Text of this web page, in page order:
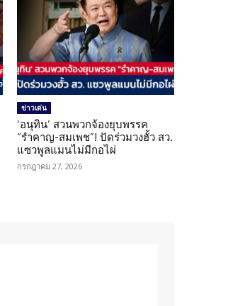
ข่าวเด่น
‘อนุทิน’ สวนพวกจ้องยุบพรรค
“รำคาญ-สมเพช”! ปัดร่วมวงฮั้ว สว.
แซวพูลแมนไม่มีกอไผ่
กรกฎาคม 27, 2026